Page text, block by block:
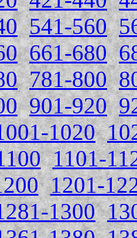
541-560
661-680
781-800
901-920
1020
1101-
1201-
1300